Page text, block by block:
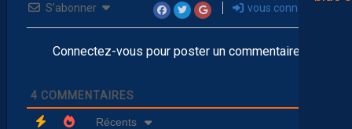
S’abonner vous connecter
Connectez-vous pour poster un commentaire
4 COMMENTAIRES
Récents